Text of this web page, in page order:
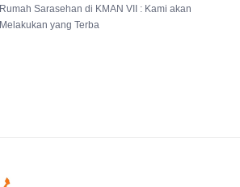
Rumah Sarasehan di KMAN VII : Kami akan
Melakukan yang Terba